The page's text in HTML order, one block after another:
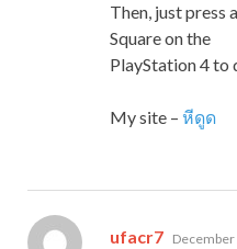
Then, just press
Square on the
PlayStation 4 to
My site – หีดูด
ufacr7 says:
December